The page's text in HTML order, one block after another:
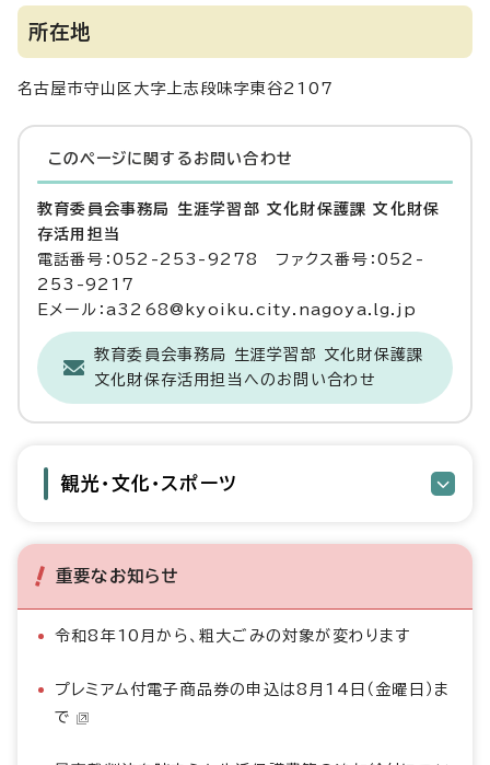
所在地
名古屋市守山区大字上志段味字東谷2107
このページに関する お問い合わせ
教育委員会事務局 生涯学習部 文化財保護課 文化財保
存活用担当
電話番号：052-253-9278 ファクス番号：052-
253-9217
Eメール：a3268@kyoiku.city.nagoya.lg.jp
教育委員会事務局 生涯学習部 文化財保護課
文化財保存活用担当へのお問い合わせ
観光・文化・スポーツ
重要なお知らせ
令和8年10月から、粗大ごみの対象が変わります
プレミアム付電子商品券の申込は8月14日（金曜日）ま
で